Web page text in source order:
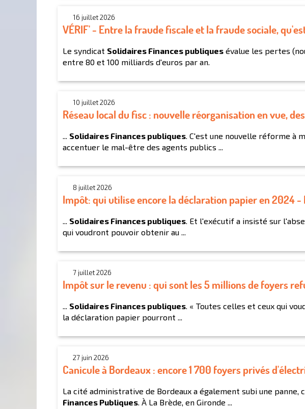
16 juillet 2026
VÉRIF' - Entre la fraude fiscale et la fraude sociale,
Le syndicat Solidaires Finances publiques évalue les pertes
entre 80 et 100 milliards d'euros par an.
10 juillet 2026
Réseau local du fisc : nouvelle réorganisation en vue,
... Solidaires Finances publiques. C'est une nouvelle réforme à
accentuer le mal-être des agents publics ...
8 juillet 2026
Impôt: qui utilise encore la déclaration papier en 2024
... Solidaires Finances publiques. Et l'exécutif a insisté sur
qui voudront pouvoir obtenir au ...
7 juillet 2026
Impôt sur le revenu : qui sont les 5 millions de foyers
... Solidaires Finances publiques. « Toutes celles et ceux qui
la déclaration papier pourront ...
27 juin 2026
Canicule à Bordeaux : encore 1 700 foyers privés
La cité administrative de Bordeaux a également subi une panne,
Finances Publiques. À La Brède, en Gironde ...